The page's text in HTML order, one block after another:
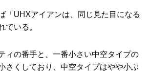
「UHXアイアンは、同じ見た目になる
ている。
ィの番手と、一番小さい中空タイプの
さくしており、中空タイプはやや小ぶ